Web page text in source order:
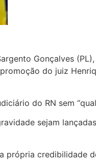
Gonçalves
do juiz
do RN sem
sejam
própria credibilidade